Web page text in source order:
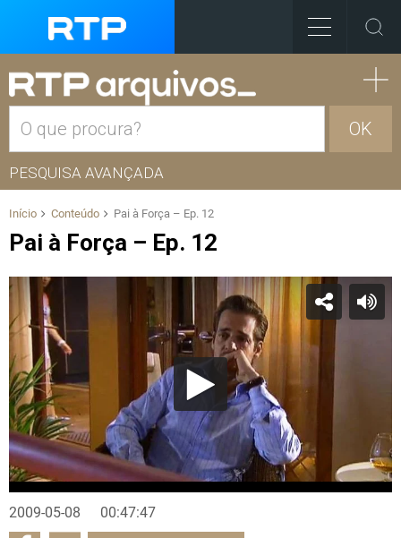
OK
PESQUISA AVANÇADA
Início Conteúdo Pai à Força – Ep. 12
Pai à Força – Ep. 12
2009-05-08 00:47:47